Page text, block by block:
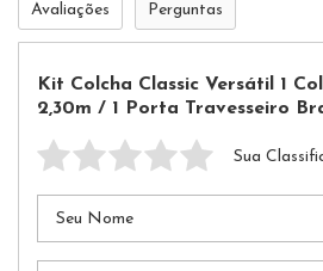
Avaliações Perguntas
Kit Colcha Classic Versátil 1
2,30m / 1 Porta Travesseiro
Sua